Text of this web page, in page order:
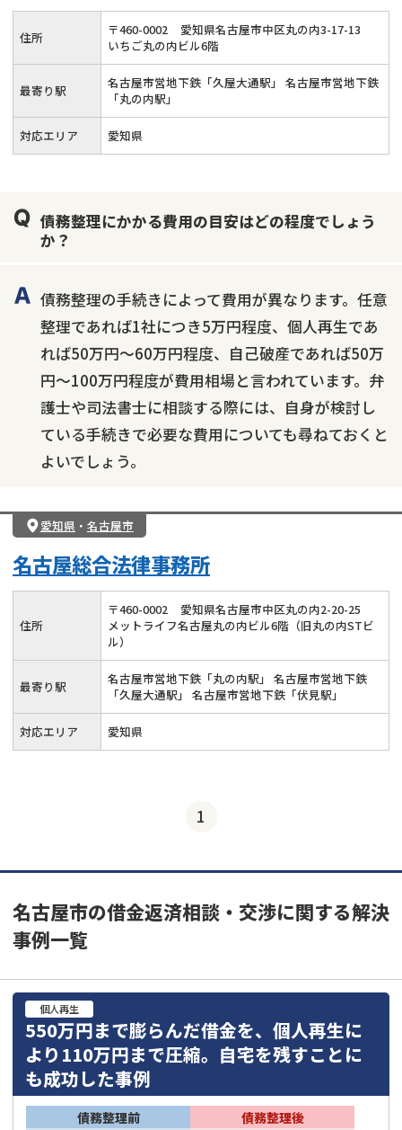
住所 〒460-0002
愛知県名古屋市中区丸の内3-17-13
いちご丸の内ビル6階
最寄り駅
名古屋市営地下鉄「久屋大通駅」 名古屋市営地下鉄
「丸の内駅」
対応エリア 愛知県
債務整理にかかる費用の目安はどの程度でしょう
か？
債務整理の手続きによって費用が異なります。任意
整理であれば1社につき5万円程度、個人再生であ
れば50万円〜60万円程度、自己破産であれば50万
円〜100万円程度が費用相場と言われています。弁
護士や司法書士に相談する際には、自身が検討し
ている手続きで必要な費用についても尋ねておくと
よいでしょう。
愛知県 ・ 名古屋市
名古屋総合法律事務所
住所
〒460-0002
愛知県名古屋市中区丸の内2-20-25
メットライフ名古屋丸の内ビル6階（旧丸の内STビ
ル）
最寄り駅
名古屋市営地下鉄「丸の内駅」 名古屋市営地下鉄
「久屋大通駅」 名古屋市営地下鉄「伏見駅」
対応エリア 愛知県
1
名古屋市の借金返済相談・交渉に関する解決
事例一覧
個人再生
550万円まで膨らんだ借金を、個人再生に
より110万円まで圧縮。自宅を残すことに
も成功した事例
債務整理前
債務整理後